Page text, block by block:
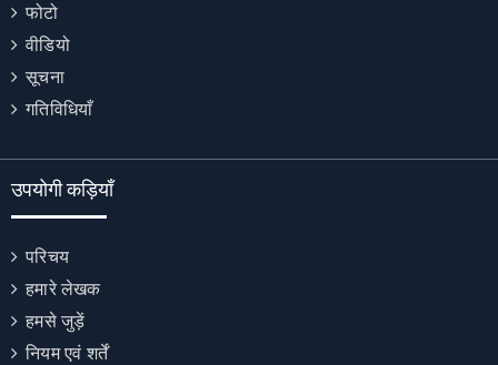
फोटो
वीडियो
सूचना
गतिविधियाँ
उपयोगी कड़ियाँ
परिचय
हमारे लेखक
हमसे जुड़ें
नियम एवं शर्तें